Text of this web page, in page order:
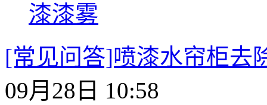
漆漆雾
[常见问答]喷漆水帘柜去
09月28日 10:58